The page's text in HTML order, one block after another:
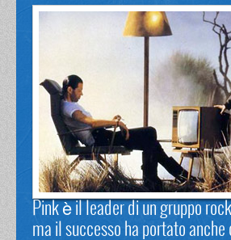
Pink è il leader di un gruppo
ma il successo ha portato anche